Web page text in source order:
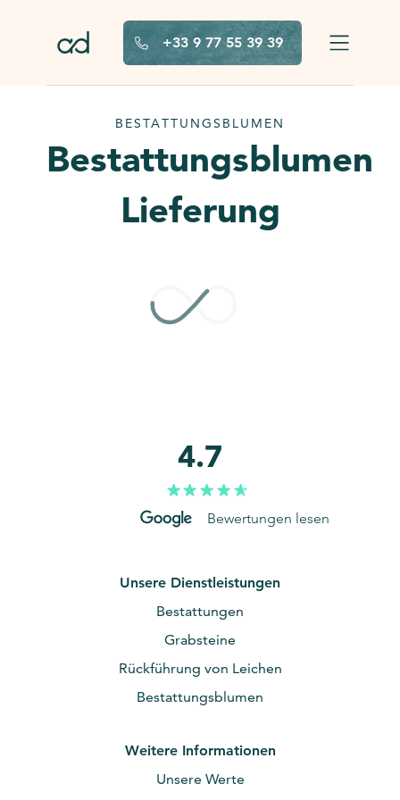
+33 9 77 55 39 39
BESTATTUNGSBLUMEN
Bestattungsblumen
Lieferung
4.7
Bewertungen lesen
Unsere Dienstleistungen
Bestattungen
Grabsteine
Rückführung von Leichen
Bestattungsblumen
Weitere Informationen
Unsere Werte